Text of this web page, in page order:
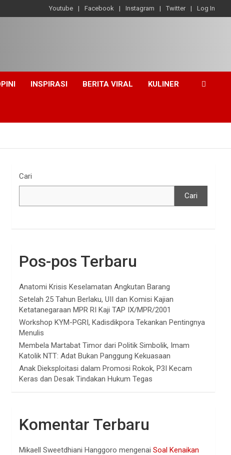
Youtube Facebook Instagram Twitter Log In
INSPIRASI BERITA VIRAL KULINER
Cari
Cari
Pos-pos Terbaru
Anatomi Krisis Keselamatan Angkutan Barang
Setelah 25 Tahun Berlaku, UII dan Komisi Kajian
Ketatanegaraan MPR RI Kaji TAP IX/MPR/2001
Workshop KYM-PGRI, Kadisdikpora Tekankan Pentingnya
Menulis
Membela Martabat Timor dari Politik Simbolik, Imam
Katolik NTT: Adat Bukan Panggung Kekuasaan
Anak Dieksploitasi dalam Promosi Rokok, P3I Kecam
Keras dan Desak Tindakan Hukum Tegas
Komentar Terbaru
Mikaell Sweetdhiani Hanggoro mengenaiSoal Kenaikan